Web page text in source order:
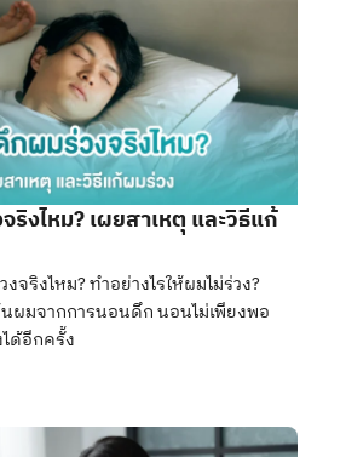
งไหม? เผยสาเหตุ และวิธีแก้
จริงไหม? ทำอย่างไรให้ผมไม่ร่วง?
นผมจากการนอนดึก นอนไม่เพียงพอ
ด้อีกครั้ง